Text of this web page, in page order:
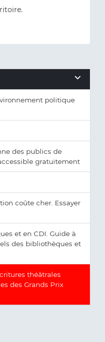
politique
des publics de
gratuitement
coûte cher. Essayer
et en CDI. Guide à
des bibliothèques et
théâtrales
des Grands Prix